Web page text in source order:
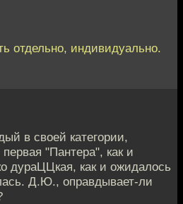
отдельно, индивидуально.
в своей категории,
"Пантера", как и
дураЦЦкая, как и ожидалось
Д.Ю., оправдывает-ли